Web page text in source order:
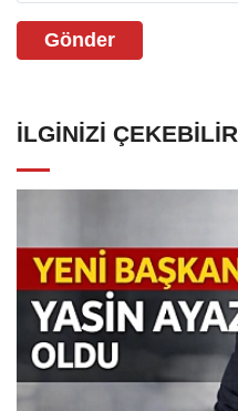
Gönder
İLGINIZI ÇEKEBILIR